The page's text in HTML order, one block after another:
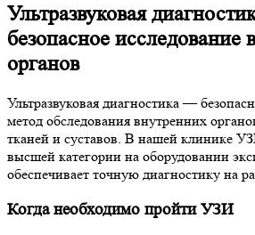
Ультразвуковая
безопасное исследование
органов
Ультразвуковая диагностика —
метод обследования внутренних
тканей и суставов. В нашей клинике
высшей категории на оборудовании
обеспечивает точную диагностику на
Когда необходимо пройти УЗИ